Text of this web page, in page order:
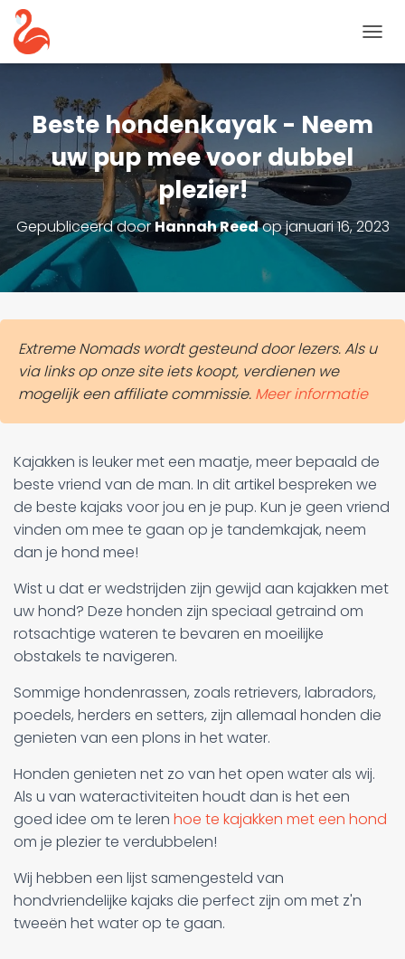
A
A
I
T
O
G
Beste hondenkayak - Neem
uw pup mee voor dubbel
plezier!
Gepubliceerd doorHannah Reedopjanuari 16, 2023
Extreme Nomads wordt gesteund door lezers. Als u
via links op onze site iets koopt, verdienen we
mogelijk een affiliate commissie. Meer informatie
Kajakken is leuker met een maatje, meer bepaald de
beste vriend van de man. In dit artikel bespreken we
de beste kajaks voor jou en je pup. Kun je geen vriend
vinden om mee te gaan op je tandemkajak, neem
dan je hond mee!
Wist u dat er wedstrijden zijn gewijd aan kajakken met
uw hond? Deze honden zijn speciaal getraind om
rotsachtige wateren te bevaren en moeilijke
obstakels te navigeren.
Sommige hondenrassen, zoals retrievers, labradors,
poedels, herders en setters, zijn allemaal honden die
genieten van een plons in het water.
Honden genieten net zo van het open water als wij.
Als u van wateractiviteiten houdt dan is het een
goed idee om te leren hoe te kajakken met een hond
om je plezier te verdubbelen!
Wij hebben een lijst samengesteld van
hondvriendelijke kajaks die perfect zijn om met z'n
tweeën het water op te gaan.